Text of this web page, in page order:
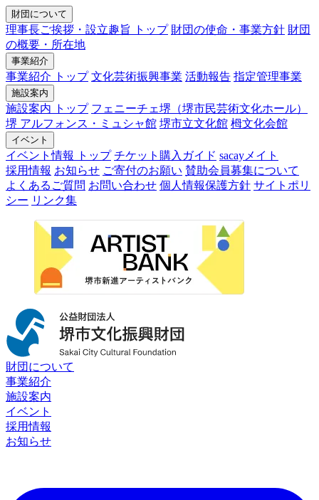
財団について
理事長ご挨拶・設立趣旨 トップ 財団の使命・事業方針 財団
の概要・所在地
事業紹介
事業紹介 トップ 文化芸術振興事業 活動報告 指定管理事業
施設案内
施設案内 トップ フェニーチェ堺（堺市民芸術文化ホール）
堺 アルフォンス・ミュシャ館 堺市立文化館 栂文化会館
イベント
イベント情報 トップ チケット購入ガイド sacayメイト
採用情報 お知らせ ご寄付のお願い 賛助会員募集について
よくあるご質問 お問い合わせ 個人情報保護方針 サイトポリ
シー リンク集
財団について
事業紹介
施設案内
イベント
採用情報
お知らせ